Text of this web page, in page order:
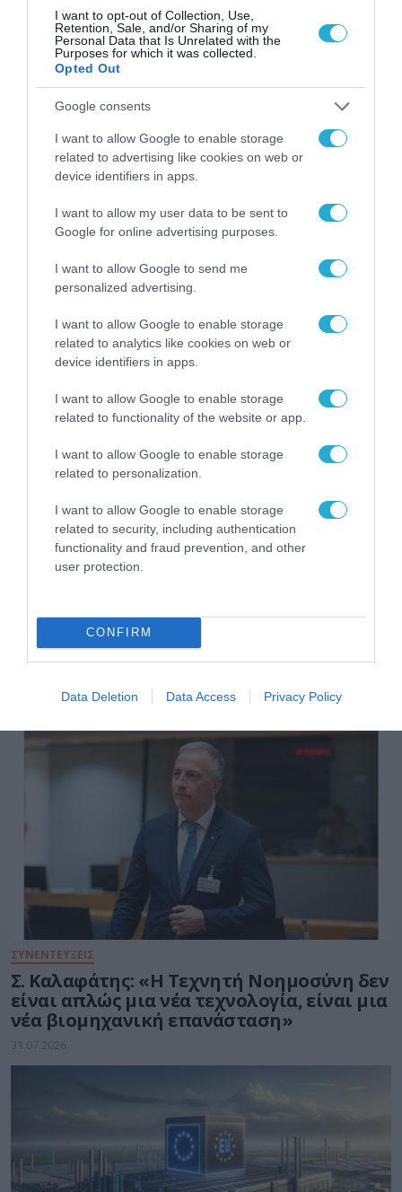
I want to opt-out of Collection, Use,
Retention, Sale, and/or Sharing of my
Personal Data that Is Unrelated with the
Purposes for which it was collected.
Opted Out
Google consents
I want to allow Google to enable storage
related to advertising like cookies on web or
device identifiers in apps.
I want to allow my user data to be sent to
Google for online advertising purposes.
I want to allow Google to send me
personalized advertising.
I want to allow Google to enable storage
related to analytics like cookies on web or
device identifiers in apps.
I want to allow Google to enable storage
related to functionality of the website or app.
I want to allow Google to enable storage
related to personalization.
I want to allow Google to enable storage
related to security, including authentication
functionality and fraud prevention, and other
user protection.
CONFIRM
Data Deletion Data Access Privacy Policy
αφορούν τους ΦΗΜ
31.07.2026
Σ. Καλαφάτης: «Η
Τεχνητή Νοημοσύνη
δεν είναι απλώς μια
μια νέα βιομηχανική
επανάσταση»
31.07.2026
Νέος οδηγός του ΕΚΤ
των ελληνικών
επιχειρήσεων στον
χώρο της άμυνας
31.07.2026
Η πιο ταξιδιάρικη
βαλίτσα του φετινού
υπογραφή της Xiaomi
ARTIFICIAL INTELLIGENCE (AI)
ΣΥΝΕΝΤΕΥΞΕΙΣ
Σ. Καλαφάτης: «Η Τεχνητή Νοημοσύνη δεν
είναι απλώς μια νέα τεχνολογία, είναι μια
νέα βιομηχανική επανάσταση»
31.07.2026